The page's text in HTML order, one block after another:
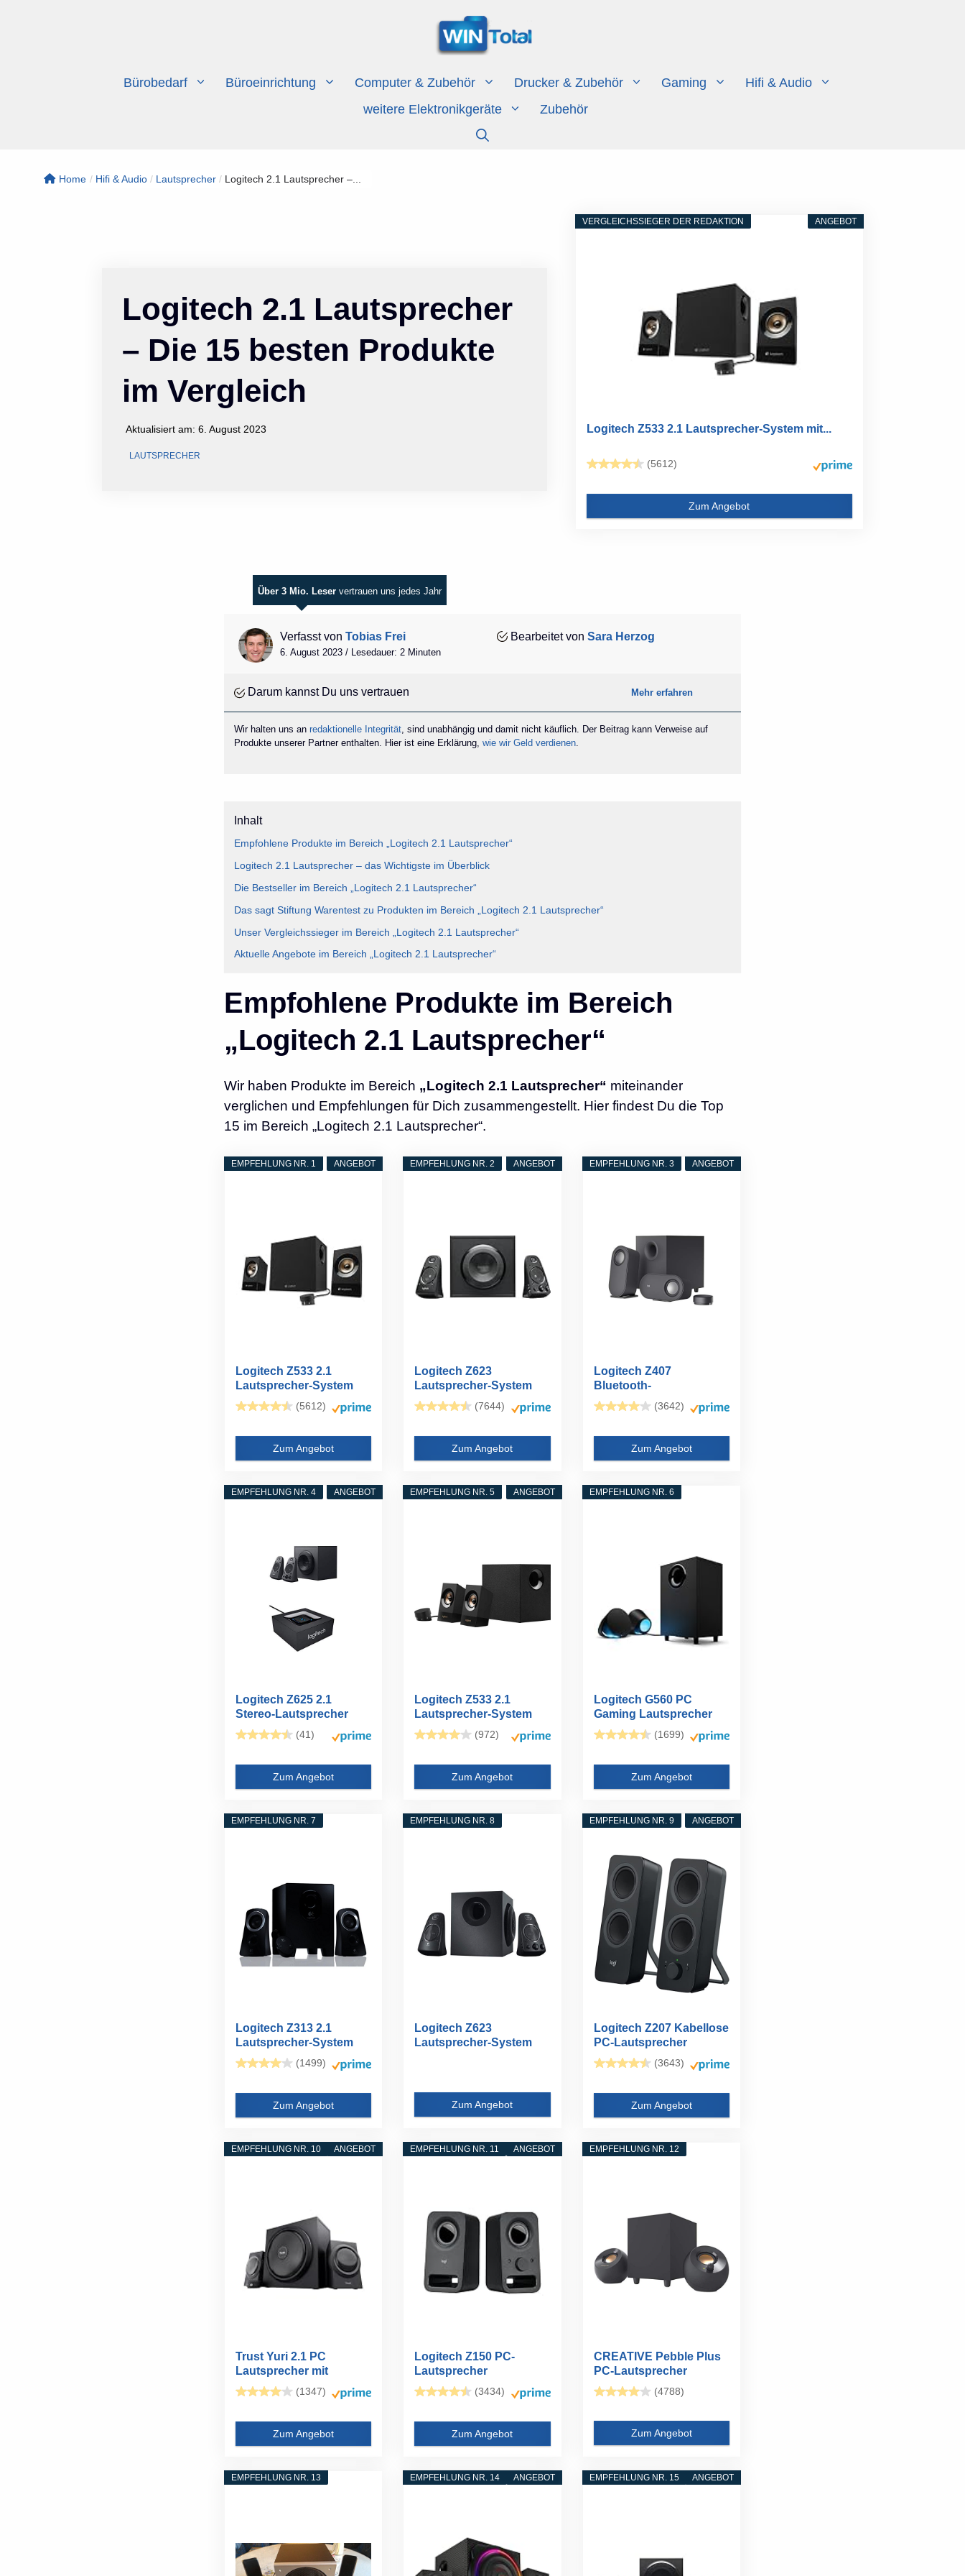
Bürobedarf Büroeinrichtung Computer & Zubehör Drucker & Zubehör Gaming
Hifi & Audio
weitere Elektronikgeräte
Zubehör
Home / Hifi & Audio / Lautsprecher / Logitech 2.1 Lautsprecher –...
Logitech 2.1 Lautsprecher
– Die 15 besten Produkte
im Vergleich
Aktualisiert am:6. August 2023
LAUTSPRECHER
ANGEBOT
VERGLEICHSSIEGER DER REDAKTION
Logitech Z533 2.1 Lautsprecher-System mit...
(5612)
Zum Angebot
Über 3 Mio. Leser vertrauen uns jedes Jahr
Verfasst von Tobias Frei
6. August 2023 / Lesedauer: 2 Minuten
Bearbeitet von Sara Herzog
Darum kannst Du uns vertrauen Mehr erfahren
Wir halten uns anredaktionelle Integrität, sind unabhängig und damit nicht käuflich. Der Beitrag kann Verweise auf
Produkte unserer Partner enthalten. Hier ist eine Erklärung,wie wir Geld verdienen.
Inhalt
Empfohlene Produkte im Bereich „Logitech 2.1 Lautsprecher“
Logitech 2.1 Lautsprecher – das Wichtigste im Überblick
Die Bestseller im Bereich „Logitech 2.1 Lautsprecher“
Das sagt Stiftung Warentest zu Produkten im Bereich „Logitech 2.1 Lautsprecher“
Unser Vergleichssieger im Bereich „Logitech 2.1 Lautsprecher“
Aktuelle Angebote im Bereich „Logitech 2.1 Lautsprecher“
Empfohlene Produkte im Bereich
„Logitech 2.1 Lautsprecher“
Wir haben Produkte im Bereich „Logitech 2.1 Lautsprecher“ miteinander
verglichen und Empfehlungen für Dich zusammengestellt. Hier findest Du die Top
15 im Bereich „Logitech 2.1 Lautsprecher“.
ANGEBOT
EMPFEHLUNG NR. 1
Logitech Z533 2.1
Lautsprecher-System
mit...
(5612)
Zum Angebot
ANGEBOT
EMPFEHLUNG NR. 2
Logitech Z623
Lautsprecher-System
mit Subwoofer
(7644)
Zum Angebot
ANGEBOT
EMPFEHLUNG NR. 3
Logitech Z407
Bluetooth-
Computerlautsprecher
mit...
(3642)
Zum Angebot
ANGEBOT
EMPFEHLUNG NR. 4
Logitech Z625 2.1
Stereo-Lautsprecher
THX (mit...
(41)
Zum Angebot
ANGEBOT
EMPFEHLUNG NR. 5
Logitech Z533 2.1
Lautsprecher-System
mit...
(972)
Zum Angebot
EMPFEHLUNG NR. 6
Logitech G560 PC
Gaming Lautsprecher
mit DTS:X...
(1699)
Zum Angebot
EMPFEHLUNG NR. 7
Logitech Z313 2.1
Lautsprecher-System
mit...
(1499)
Zum Angebot
EMPFEHLUNG NR. 8
Logitech Z623
Lautsprecher-System
Zum Angebot
ANGEBOT
EMPFEHLUNG NR. 9
Logitech Z207 Kabellose
PC-Lautsprecher
(3643)
Zum Angebot
ANGEBOT
EMPFEHLUNG NR. 10
Trust Yuri 2.1 PC
Lautsprecher mit
Subwoofer aus...
(1347)
Zum Angebot
ANGEBOT
EMPFEHLUNG NR. 11
Logitech Z150 PC-
Lautsprecher
(3434)
Zum Angebot
EMPFEHLUNG NR. 12
CREATIVE Pebble Plus
PC-Lautsprecher
(4788)
Zum Angebot
EMPFEHLUNG NR. 13 ANGEBOT
EMPFEHLUNG NR. 14 ANGEBOT
EMPFEHLUNG NR. 15